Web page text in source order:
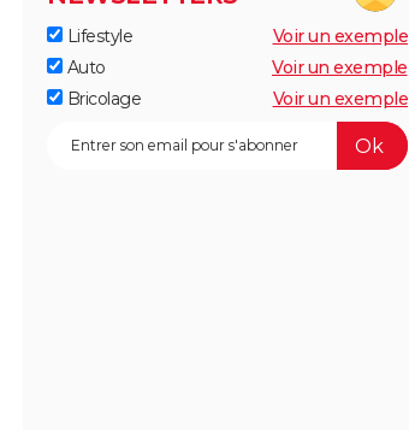
Lifestyle
Voir un exemple
Auto
Voir un exemple
Bricolage
Voir un exemple